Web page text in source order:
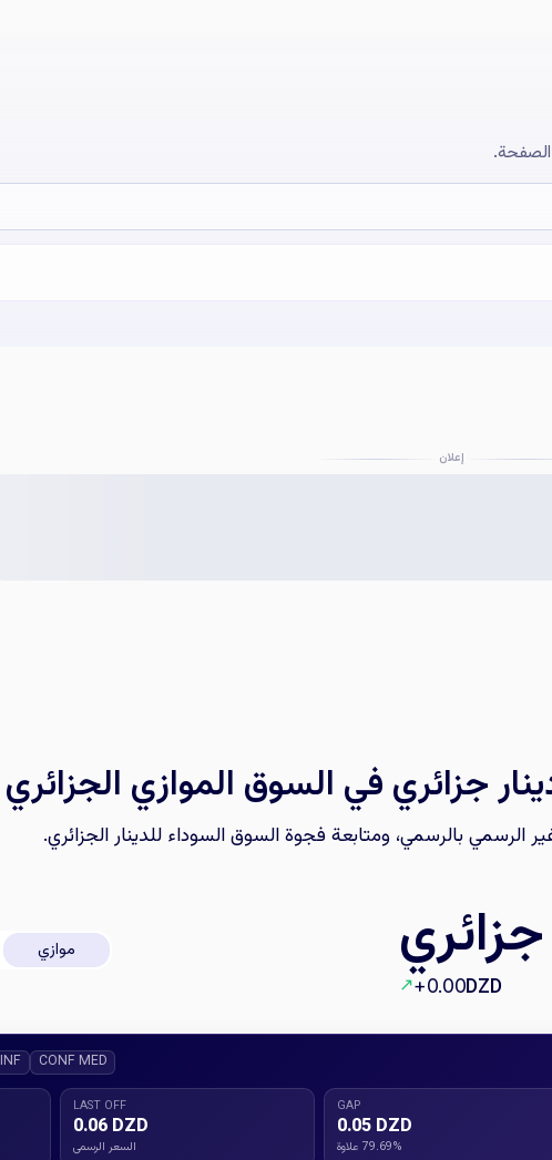
إعلان
جزائري في السوق الموازي الجزائري
جزائري
+0.00DZD
↗
موازي
INF CONF MED
LAST OFF
0.06 DZD
السعر الرسمي
GAP
0.05 DZD
79.69% علاوة